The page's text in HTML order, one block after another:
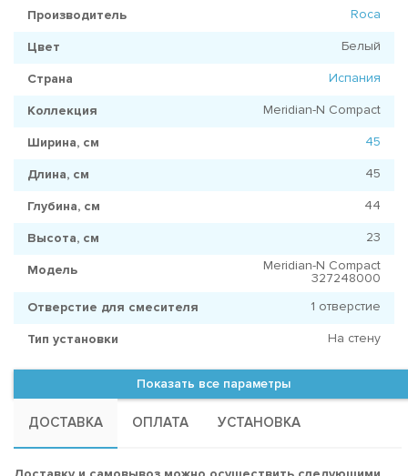
Производитель Roca
Цвет Белый
Страна Испания
Коллекция Meridian-N Compact
Ширина, см 45
Длина, см 45
Глубина, см 44
Высота, см 23
Модель
Meridian-N Compact
327248000
Отверстие для смесителя
1 отверстие
Тип установки На стену
Показать все параметры
ДОСТАВКА ОПЛАТА УСТАНОВКА